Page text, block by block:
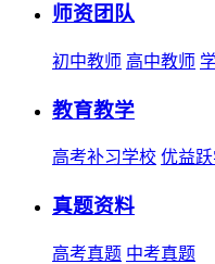
师资团队
初中教师 高中教师
教育教学
高考补习学校 优益
真题资料
高考真题 中考真题